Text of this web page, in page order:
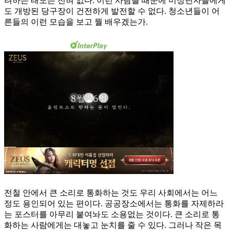
도 개방된 당구장이 건전하게 발전할 수 없다. 청소년들이 어
른들의 이런 모습을 보고 뭘 배우겠는가.
전철 안에서 큰 소리로 통화하는 것도 우리 사회에서는 어느
정도 용인되어 있는 편이다. 공공장소에서는 통화를 자제하라
는 포스터를 아무리 붙여놔도 소용없는 것이다. 큰 소리로 통
화하는 사람에게는 대놓고 눈치를 줄 수 있다. 그러나 작은 목